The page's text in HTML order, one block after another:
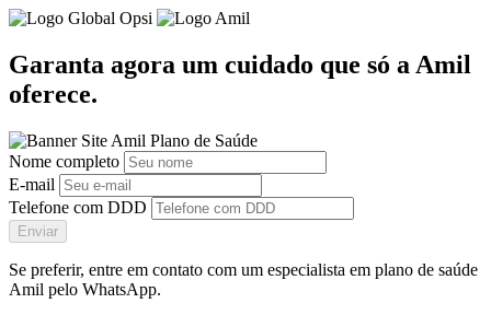
Garanta agora um cuidado que só a Amil
oferece.
Nome completo
E-mail
Telefone com DDD
Enviar
Se preferir, entre em contato com um especialista em plano de saúde
Amil pelo WhatsApp.